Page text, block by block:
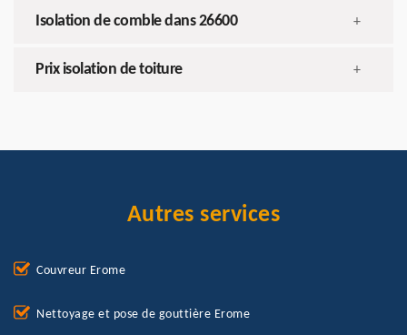
Isolation de comble dans 26600 +
Prix isolation de toiture +
Autres services
Couvreur Erome
Nettoyage et pose de gouttière Erome